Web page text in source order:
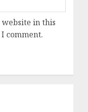
website in this
comment.